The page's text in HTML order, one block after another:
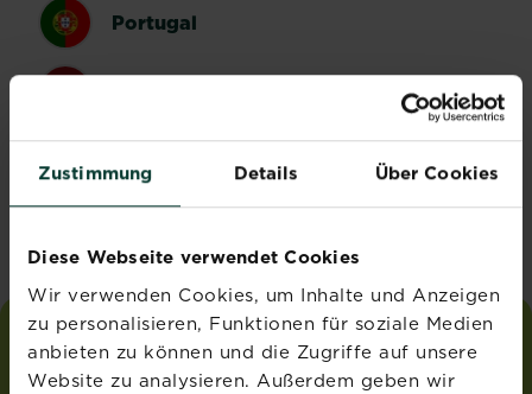
Zustimmung Details Über Cookies
Diese Webseite verwendet Cookies
Wir verwenden Cookies, um Inhalte und Anzeigen
zu personalisieren, Funktionen für soziale Medien
anbieten zu können und die Zugriffe auf unsere
Website zu analysieren. Außerdem geben wir
Portugal
liebedeinengarten
von Substral®